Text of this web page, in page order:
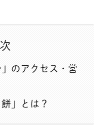
」のアクセス・営
」とは？